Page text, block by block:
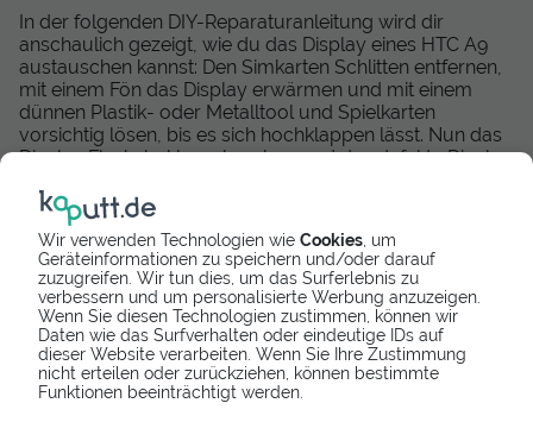
Wir verwenden Technologien wie Cookies , um
Geräteinformationen zu speichern und/oder darauf
zuzugreifen. Wir tun dies, um das Surferlebnis zu
verbessern und um personalisierte Werbung anzuzeigen.
Wenn Sie diesen Technologien zustimmen, können wir
Daten wie das Surfverhalten oder eindeutige IDs auf
dieser Website verarbeiten. Wenn Sie Ihre Zustimmung
nicht erteilen oder zurückziehen, können bestimmte
Funktionen beeinträchtigt werden.
In der folgenden DIY-Reparaturanleitung wird dir
anschaulich gezeigt, wie du das Display eines HTC A9
austauschen kannst: Den Simkarten Schlitten entfernen,
mit einem Fön das Display erwärmen und mit einem
dünnen Plastik- oder Metalltool und Spielkarten
vorsichtig lösen, bis es sich hochklappen lässt. Nun das
Display Flexkabel losschrauben und das defekte Display
entfernen und abschliessend rückwärts alles wieder
sorgfältig zusammensetzen und verschrauben. Ein
passendes HTC A9 Display findest du rechts von dem
Reparaturvideo. Viel Erfolg!